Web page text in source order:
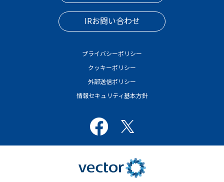
IRお問い合わせ
プライバシーポリシー
クッキーポリシー
外部送信ポリシー
情報セキュリティ基本方針